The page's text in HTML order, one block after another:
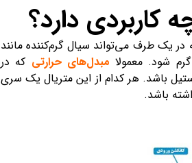
دارد؟
یک طرف می‌تواند سیال گرم‌کننده مانند
شود. معمولا مبدل‌های حرارتی که در
باشد. هر کدام از این متریال یک سری
باشد.